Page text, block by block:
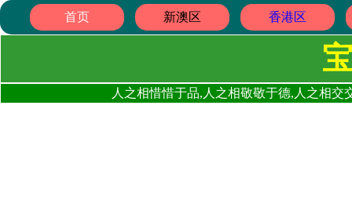
首页 新澳区 香港区
人之相惜惜于品,人之相敬敬于德,人之相